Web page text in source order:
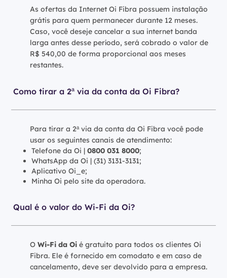
As ofertas da Internet Oi Fibra possuem instalação
grátis para quem permanecer durante 12 meses.
Caso, você deseje cancelar a sua internet banda
larga antes desse período, será cobrado o valor de
R$ 540,00 de forma proporcional aos meses
restantes.
Como tirar a 2ª via da conta da Oi Fibra?
Para tirar a 2ª via da conta da Oi Fibra você pode
usar os seguintes canais de atendimento:
Telefone da Oi |0800 031 8000;
WhatsApp da Oi | (31) 3131-3131;
Aplicativo Oi_e;
Minha Oi pelo site da operadora.
Qual é o valor do Wi-Fi da Oi?
OWi-Fi da Oi é gratuito para todos os clientes Oi
Fibra. Ele é fornecido em comodato e em caso de
cancelamento, deve ser devolvido para a empresa.